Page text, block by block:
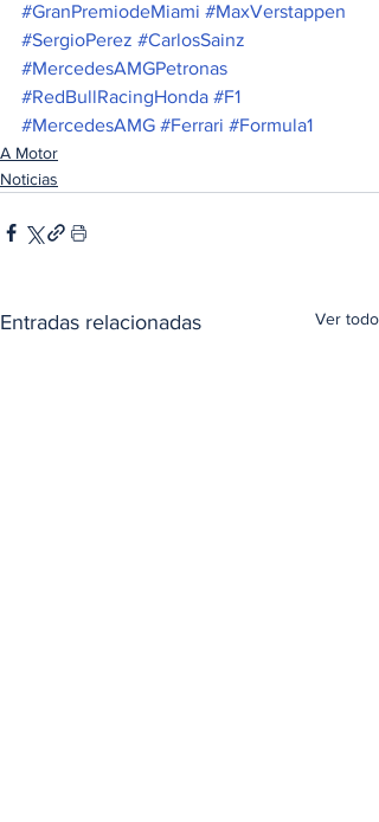
#GranPremiodeMiami #MaxVerstappen
#SergioPerez #CarlosSainz
#MercedesAMGPetronas
#RedBullRacingHonda #F1
#MercedesAMG #Ferrari #Formula1
A Motor
Noticias
Entradas relacionadas Ver todo